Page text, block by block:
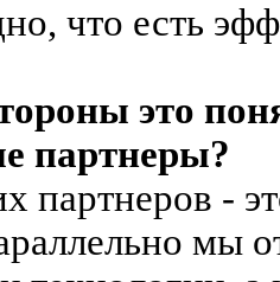
что есть
это
партнеры?
партнеров -
мы